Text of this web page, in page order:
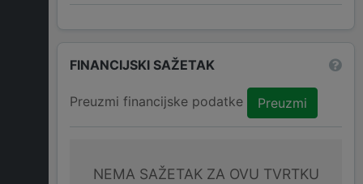
FINANCIJSKI SAŽETAK
Preuzmi financijske podatke Preuzmi
NEMA SAŽETAK ZA OVU TVRTKU